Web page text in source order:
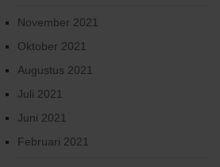
November 2021
Oktober 2021
Augustus 2021
Juli 2021
Juni 2021
Februari 2021